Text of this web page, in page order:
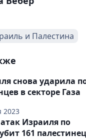
и Палестина
2023
снова ударила
в секторе Газа
Израиля по
161 палестинец